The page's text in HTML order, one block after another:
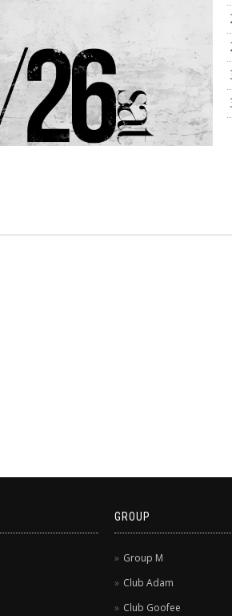
GROUP
Group M
Club Adam
Club Goofee